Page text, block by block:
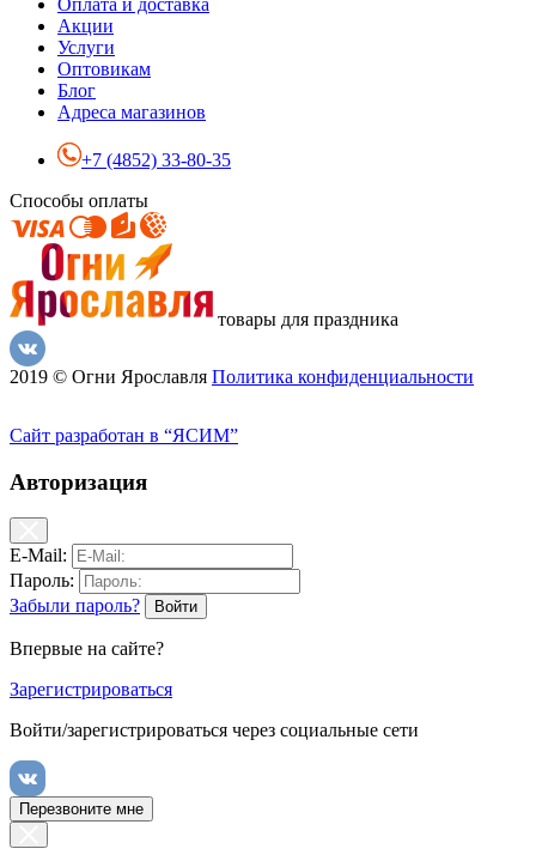
Оплата и доставка
Акции
Услуги
Оптовикам
Блог
Адреса магазинов
+7 (4852) 33-80-35
Способы оплаты
товары для праздника
2019 © Огни Ярославля Политика конфиденциальности
Сайт разработан в “ЯСИМ”
Авторизация
E-Mail:
Пароль:
Забыли пароль?
Впервые на сайте?
Зарегистрироваться
Войти/зарегистрироваться через социальные сети
Перезвоните мне